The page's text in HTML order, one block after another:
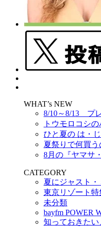
WHAT’s NEW
8/10～8/13 プ
トウモロコシ
ひと夏の は・
夏祭りで何買う
8月の『ヤマサ
CATEGORY
夏にジャスト・
東京リゾート特
未分類
bayfm POWER
知っておきた